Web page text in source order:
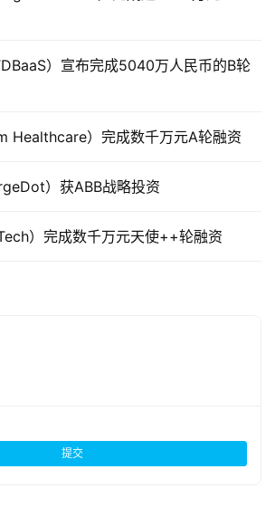
）宣布完成5040万人民币的B轮
Healthcare）完成数千万元A轮融资
）获ABB战略投资
）完成数千万元天使++轮融资
提交